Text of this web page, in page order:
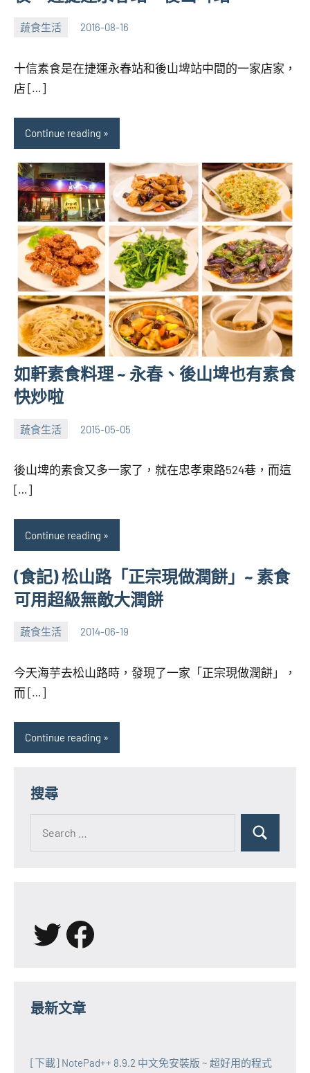
蔬食生活 2016-08-16
張
芋
十信素食是在捷運永春站和後山埤站中間的一家店家，
店 […]
Continue reading
如軒素食料理 ~ 永春、後山埤也有素食
快炒啦
蔬食生活 2015-05-05
張
芋
No
後山埤的素食又多一家了，就在忠孝東路524巷，而這
[…]
Continue reading
(食記) 松山路「正宗現做潤餅」~ 素食
可用超級無敵大潤餅
蔬食生活 2014-06-19
張
芋
No
今天海芋去松山路時，發現了一家「正宗現做潤餅」，
而 […]
Continue reading
搜尋
for:
Search
X Facebook
最新文章
[下載] NotePad++ 8.9.2 中文免安裝版 ~ 超好用的程式